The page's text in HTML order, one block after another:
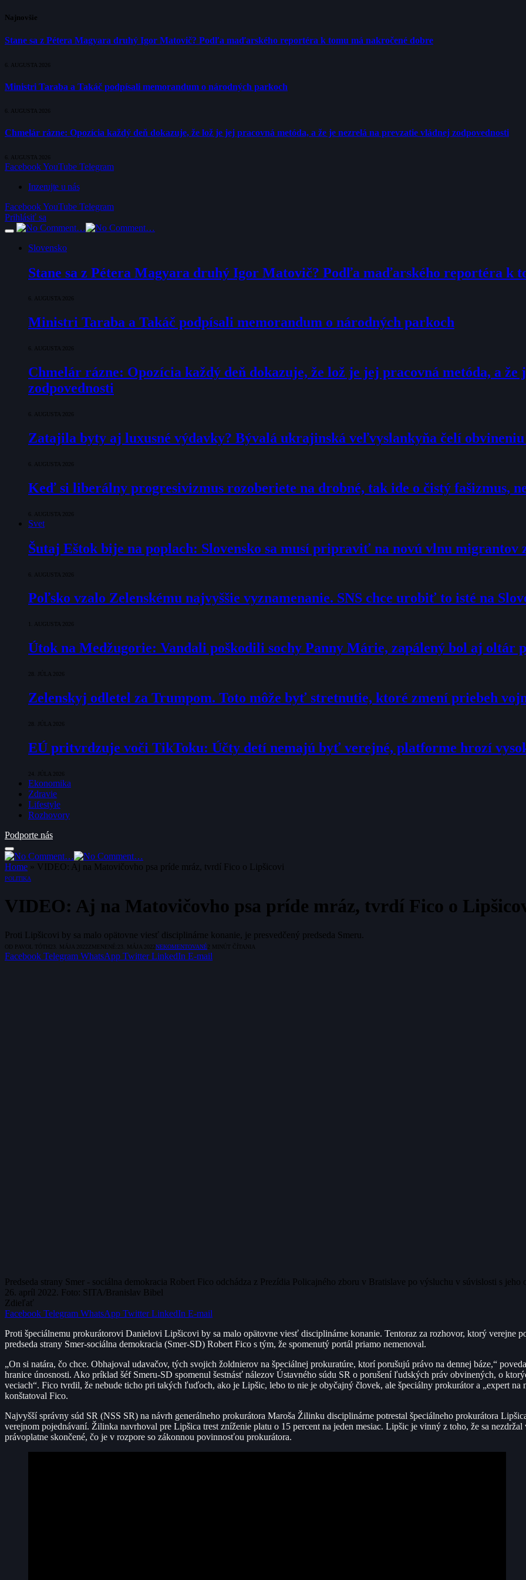
Najnovšie
Stane sa z Pétera Magyara druhý Igor Matovič? Podľa maďarského reportéra k tomu má nakročené dobre
6. AUGUSTA 2026
Ministri Taraba a Takáč podpísali memorandum o národných parkoch
6. AUGUSTA 2026
Chmelár rázne: Opozícia každý deň dokazuje, že lož je jej pracovná metóda, a že je nezrelá na prevzatie vládnej zodpovednosti
6. AUGUSTA 2026
FacebookYouTube Telegram
Inzerujte u nás
FacebookYouTube Telegram
Prihlásiť sa
Slovensko
Stane sa z Pétera Magyara druhý Igor Matovič? Podľa maďarského reportéra k
6. AUGUSTA 2026
Ministri Taraba a Takáč podpísali memorandum o národných parkoch
6. AUGUSTA 2026
Chmelár rázne: Opozícia každý deň dokazuje, že lož je jej pracovná metóda, a
zodpovednosti
6. AUGUSTA 2026
Zatajila byty aj luxusné výdavky? Bývalá ukrajinská veľvyslankyňa čelí obvineniu
6. AUGUSTA 2026
Keď si liberálny progresivizmus rozoberiete na drobné, tak ide o čistý fašizmus,
6. AUGUSTA 2026
Svet
Šutaj Eštok bije na poplach: Slovensko sa musí pripraviť na novú vlnu migrantov
6. AUGUSTA 2026
Poľsko vzalo Zelenskému najvyššie vyznamenanie. SNS chce urobiť to isté na
1. AUGUSTA 2026
Útok na Medžugorie: Vandali poškodili sochy Panny Márie, zapálený bol aj oltár
28. JÚLA 2026
Zelenskyj odletel za Trumpom. Toto môže byť stretnutie, ktoré zmení priebeh
28. JÚLA 2026
EÚ pritvrdzuje voči TikToku: Účty detí nemajú byť verejné, platforme hrozí
24. JÚLA 2026
Ekonomika
Zdravie
Lifestyle
Rozhovory
Podporte nás
Home » VIDEO: Aj na Matovičovho psa príde mráz, tvrdí Fico o Lipšicovi
POLITIKA
VIDEO: Aj na Matovičovho psa príde mráz, tvrdí Fico o
Proti Lipšicovi by sa malo opätovne viesť disciplinárne konanie, je presvedčený predseda Smeru.
OD PAVOL TÓTH 23. MÁJA 2022 ZMENENÉ: 23. MÁJA 2022 NEKOMENTOVANÉ 2 MINÚT ČÍTANIA
Facebook Telegram WhatsApp Twitter LinkedIn E-mail
Predseda strany Smer - sociálna demokracia Robert Fico odchádza z Prezídia Policajného zboru v Bratislave po výsluchu v súvislosti s
26. apríl 2022. Foto: SITA/Branislav Bibel
Zdieľať
Facebook Telegram WhatsApp Twitter LinkedIn E-mail
Proti špeciálnemu prokurátorovi Danielovi Lipšicovi by sa malo opätovne viesť disciplinárne konanie. Tentoraz za rozhovor, ktorý verejne
predseda strany Smer-sociálna demokracia (Smer-SD) Robert Fico s tým, že spomenutý portál priamo nemenoval.
„On si natára, čo chce. Obhajoval udavačov, tých svojich žoldnierov na špeciálnej prokuratúre, ktorí porušujú právo na dennej báze,“
hranice únosnosti. Ako príklad šéf Smeru-SD spomenul šestnásť nálezov Ústavného súdu SR o porušení ľudských práv obvinených, o
veciach“. Fico tvrdil, že nebude ticho pri takých ľuďoch, ako je Lipšic, lebo to nie je obyčajný človek, ale špeciálny prokurátor a „expert
konštatoval Fico.
Najvyšší správny súd SR (NSS SR) na návrh generálneho prokurátora Maroša Žilinku disciplinárne potrestal špeciálneho prokurátora
verejnom pojednávaní. Žilinka navrhoval pre Lipšica trest zníženie platu o 15 percent na jeden mesiac. Lipšic je vinný z toho, že sa
právoplatne skončené, čo je v rozpore so zákonnou povinnosťou prokurátora.